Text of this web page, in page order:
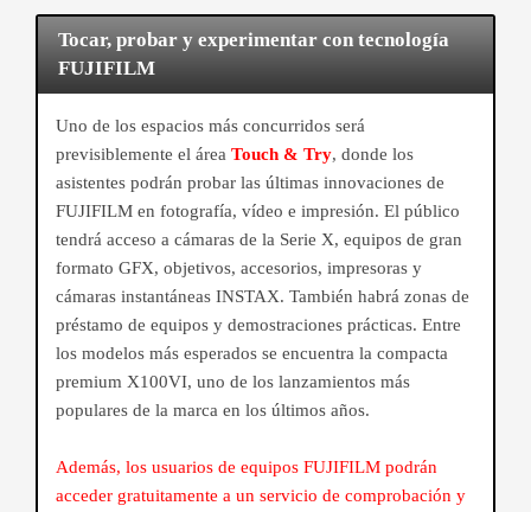
Tocar, probar y experimentar con tecnología
FUJIFILM
Uno de los espacios más concurridos será
previsiblemente el área Touch & Try, donde los
asistentes podrán probar las últimas innovaciones de
FUJIFILM en fotografía, vídeo e impresión. El público
tendrá acceso a cámaras de la Serie X, equipos de gran
formato GFX, objetivos, accesorios, impresoras y
cámaras instantáneas INSTAX. También habrá zonas de
préstamo de equipos y demostraciones prácticas. Entre
los modelos más esperados se encuentra la compacta
premium X100VI, uno de los lanzamientos más
populares de la marca en los últimos años.
Además, los usuarios de equipos FUJIFILM podrán
acceder gratuitamente a un servicio de comprobación y